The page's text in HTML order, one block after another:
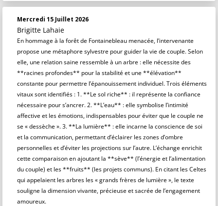
Mercredi 15 Juillet 2026
Brigitte Lahaie
En hommage à la forêt de Fontainebleau menacée, l’intervenante
propose une métaphore sylvestre pour guider la vie de couple. Selon
elle, une relation saine ressemble à un arbre : elle nécessite des
**racines profondes** pour la stabilité et une **élévation**
constante pour permettre l’épanouissement individuel. Trois éléments
vitaux sont identifiés : 1. **Le sol riche** : il représente la confiance
nécessaire pour s’ancrer. 2. **L’eau** : elle symbolise l’intimité
affective et les émotions, indispensables pour éviter que le couple ne
se « dessèche ». 3. **La lumière** : elle incarne la conscience de soi
et la communication, permettant d’éclairer les zones d’ombre
personnelles et d’éviter les projections sur l’autre. L’échange enrichit
cette comparaison en ajoutant la **sève** (l’énergie et l’alimentation
du couple) et les **fruits** (les projets communs). En citant les Celtes
qui appelaient les arbres les « grands frères de lumière », le texte
souligne la dimension vivante, précieuse et sacrée de l’engagement
amoureux.